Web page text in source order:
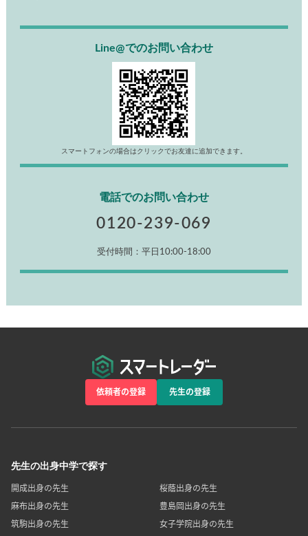
Line@でのお問い合わせ
スマートフォンの場合はクリックでお友達に追加できます。
電話でのお問い合わせ
0120-239-069
受付時間：平日10:00-18:00
依頼者の登録 先生の登録
先生の出身中学で探す
開成出身の先生
桜蔭出身の先生
麻布出身の先生
豊島岡出身の先生
筑駒出身の先生
女子学院出身の先生